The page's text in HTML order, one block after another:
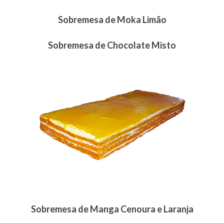
Sobremesa de Moka Limão
Sobremesa de Chocolate Misto
Sobremesa de Manga Cenoura e Laranja